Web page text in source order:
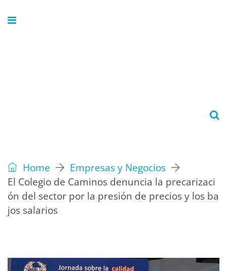
Home
Empresas y Negocios
El Colegio de Caminos denuncia la precarizaci
ón del sector por la presión de precios y los ba
jos salarios